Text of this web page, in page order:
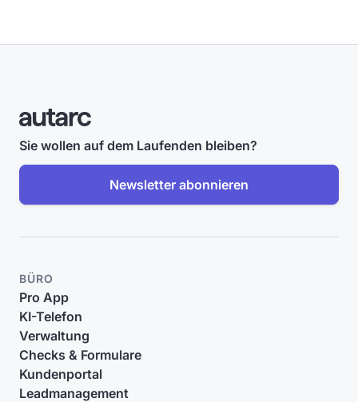
Sie wollen auf dem Laufenden bleiben?
Newsletter abonnieren
BÜRO
Pro App
KI-Telefon
Verwaltung
Checks & Formulare
Kundenportal
Leadmanagement